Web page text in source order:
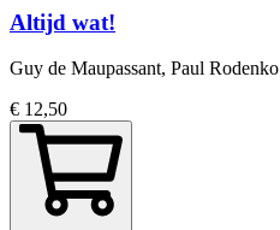
Altijd wat!
Guy de Maupassant, Paul Rodenko
€ 12,50